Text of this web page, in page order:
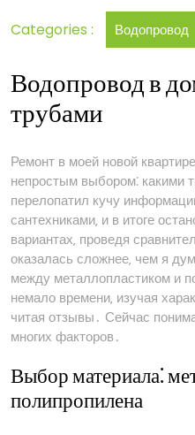
Categories : Водопровод
Водопровод в
трубами
Ремонт в моей новой
непростым выбором⁚ какими
перелопатил кучу
сантехниками‚ и в итоге
вариантах‚ проведя
оказалась сложнее‚ чем я
между металлопластиком и
немало времени‚ изучая
читая отзывы․ Сейчас
многих факторов․
Выбор материала⁚
полипропилена